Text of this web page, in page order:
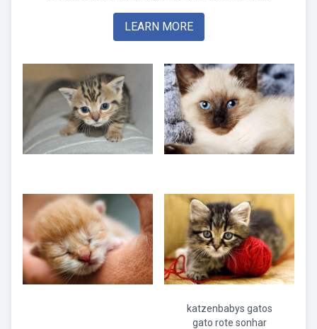
LEARN MORE
katzenbabys gatos
gato rote sonhar